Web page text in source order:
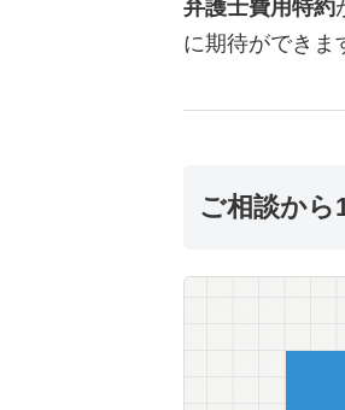
弁護士費用特約
に期待ができま
ご相談から